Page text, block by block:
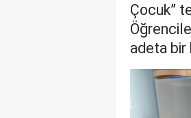
Çocuk”
adeta bir